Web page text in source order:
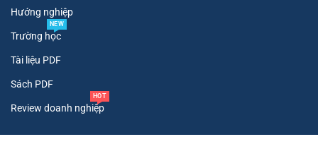
Hướng nghiệp
Trường học
NEW
Tài liệu PDF
Sách PDF
Review doanh nghiệp
HOT